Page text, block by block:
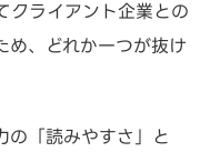
クライアント企業との
め、どれか一つが抜け
の「読みやすさ」と